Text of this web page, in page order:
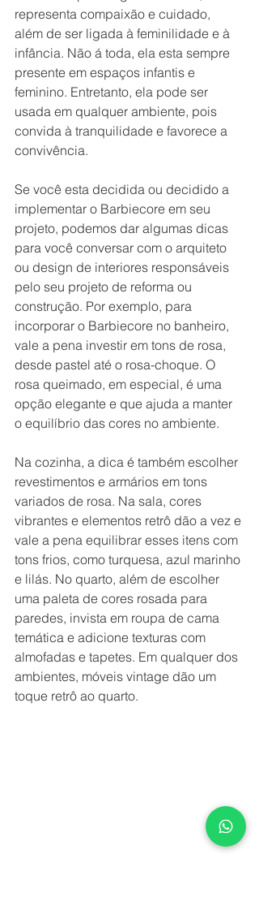
representa compaixão e cuidado,
além de ser ligada à feminilidade e à
infância. Não á toda, ela esta sempre
presente em espaços infantis e
feminino. Entretanto, ela pode ser
usada em qualquer ambiente, pois
convida à tranquilidade e favorece a
convivência.
Se você esta decidida ou decidido a
implementar o Barbiecore em seu
projeto, podemos dar algumas dicas
para você conversar com o arquiteto
ou design de interiores responsáveis
pelo seu projeto de reforma ou
construção. Por exemplo, para
incorporar o Barbiecore no banheiro,
vale a pena investir em tons de rosa,
desde pastel até o rosa-choque. O
rosa queimado, em especial, é uma
opção elegante e que ajuda a manter
o equilíbrio das cores no ambiente.
Na cozinha, a dica é também escolher
revestimentos e armários em tons
variados de rosa. Na sala, cores
vibrantes e elementos retrô dão a vez e
vale a pena equilibrar esses itens com
tons frios, como turquesa, azul marinho
e lilás. No quarto, além de escolher
uma paleta de cores rosada para
paredes, invista em roupa de cama
temática e adicione texturas com
almofadas e tapetes. Em qualquer dos
ambientes, móveis vintage dão um
toque retrô ao quarto.